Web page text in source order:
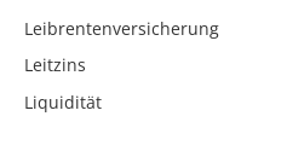
Leibrentenversicherung
Leitzins
Liquidität